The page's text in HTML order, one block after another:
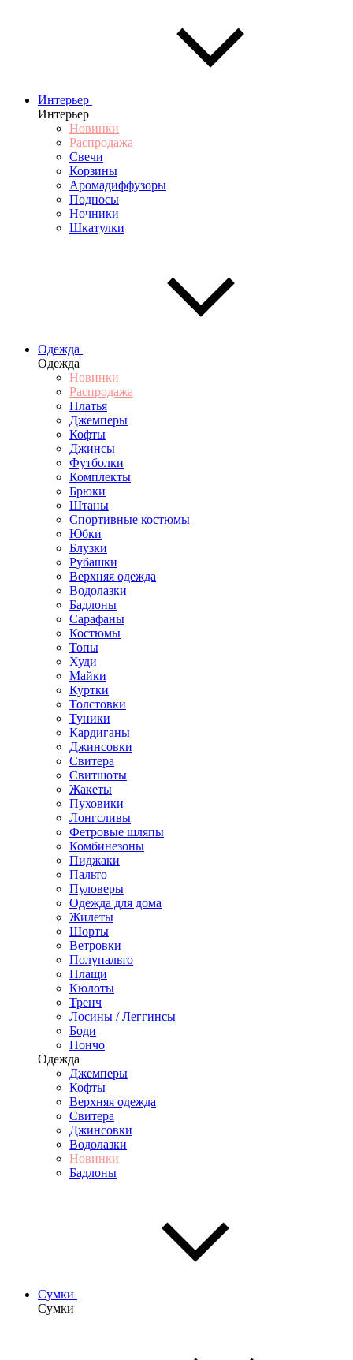
Интерьер
Интерьер
Новинки
Распродажа
Свечи
Корзины
Аромадиффузоры
Подносы
Ночники
Шкатулки
Одежда
Одежда
Новинки
Распродажа
Платья
Джемперы
Кофты
Джинсы
Футболки
Комплекты
Брюки
Штаны
Спортивные костюмы
Юбки
Блузки
Рубашки
Верхняя одежда
Водолазки
Бадлоны
Сарафаны
Костюмы
Топы
Худи
Майки
Куртки
Толстовки
Туники
Кардиганы
Джинсовки
Свитера
Свитшоты
Жакеты
Пуховики
Лонгсливы
Фетровые шляпы
Комбинезоны
Пиджаки
Пальто
Пуловеры
Одежда для дома
Жилеты
Шорты
Ветровки
Полупальто
Плащи
Кюлоты
Тренч
Лосины / Леггинсы
Боди
Пончо
Одежда
Джемперы
Кофты
Верхняя одежда
Свитера
Джинсовки
Водолазки
Новинки
Бадлоны
Сумки
Сумки